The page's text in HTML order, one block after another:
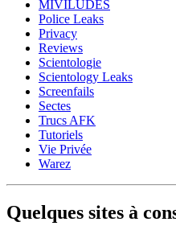
MIVILUDES
Police Leaks
Privacy
Reviews
Scientologie
Scientology Leaks
Screenfails
Sectes
Trucs AFK
Tutoriels
Vie Privée
Warez
Quelques sites à